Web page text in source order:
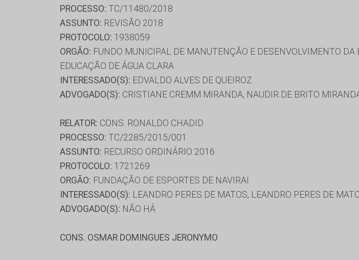
PROCESSO: TC/11480/2018
ASSUNTO: REVISÃO 2018
PROTOCOLO: 1938059
ORGÃO: FUNDO MUNICIPAL DE MANUTENÇÃO E DESENVOLVIMENTO
EDUCAÇÃO DE ÁGUA CLARA
INTERESSADO(S): EDVALDO ALVES DE QUEIROZ
ADVOGADO(S): CRISTIANE CREMM MIRANDA, NAUDIR DE BRITO
RELATOR: CONS. RONALDO CHADID
PROCESSO: TC/2285/2015/001
ASSUNTO: RECURSO ORDINÁRIO 2016
PROTOCOLO: 1721269
ORGÃO: FUNDAÇÃO DE ESPORTES DE NAVIRAI
INTERESSADO(S): LEANDRO PERES DE MATOS, LEANDRO PERES DE
ADVOGADO(S): NÃO HÁ
CONS. OSMAR DOMINGUES JERONYMO